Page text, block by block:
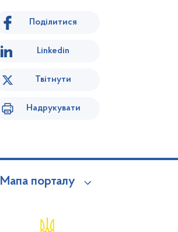
Поділитися
Linkedin
Твітнути
Надрукувати
Мапа порталу